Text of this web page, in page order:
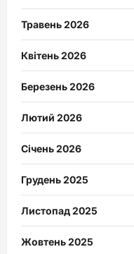
Травень 2026
Квітень 2026
Березень 2026
Лютий 2026
Січень 2026
Грудень 2025
Листопад 2025
Жовтень 2025